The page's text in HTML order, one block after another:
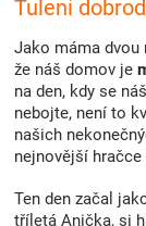
Tulení
Jako máma
že náš domov je
na den, kdy se
nebojte, není to
našich
nejnovější hračce
Ten den začal
tříletá Anička, si